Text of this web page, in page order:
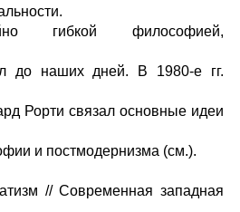
гибкой философией,
до наших дней. В 1980-е гг.
Рорти связал основные идеи
и постмодернизма (см.).
// Современная западная